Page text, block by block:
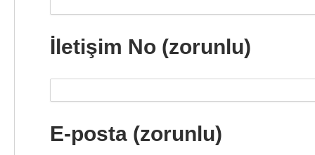
İletişim No (zorunlu)
E-posta (zorunlu)